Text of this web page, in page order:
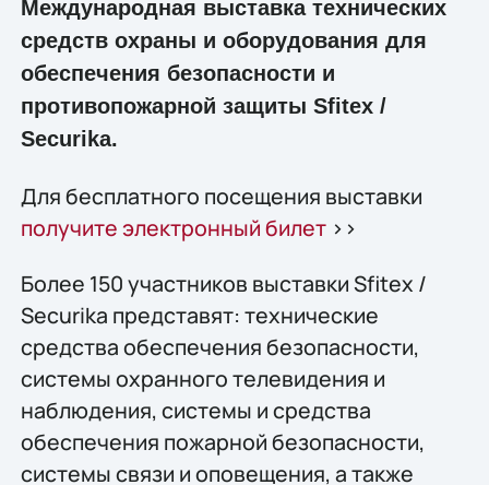
Международная выставка технических
средств охраны и оборудования для
обеспечения безопасности и
противопожарной защиты Sfitex /
Securika.
Для бесплатного посещения выставки
получите электронный билет>>
Более 150 участников выставки Sfitex /
Securika представят: технические
средства обеспечения безопасности,
системы охранного телевидения и
наблюдения, системы и средства
обеспечения пожарной безопасности,
системы связи и оповещения, а также